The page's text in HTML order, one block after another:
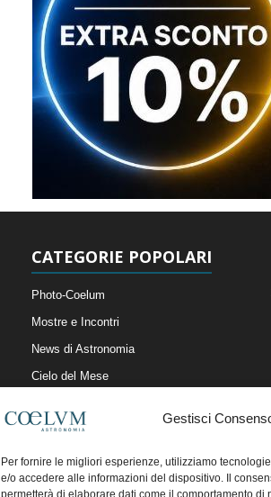
Gestisci
Per fornire le migliori esperienze, utilizziamo
e/o accedere alle informazioni del dispositivo. Il
permetterà di elaborare dati come il comportamento di
CATEGORIE POPOLARI
Photo-Coelum
Mostre e Incontri
News di Astronomia
Cielo del Mese
Articoli e Risorse On-Line
Il Blog della Redazione